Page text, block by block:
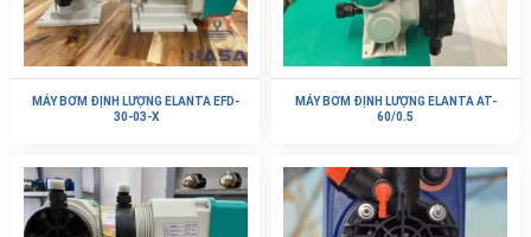
MÁY BƠM ĐỊNH LƯỢNG ELANTA EFD-
30-03-X
MÁY BƠM ĐỊNH LƯỢNG ELANTA AT-
60/0.5